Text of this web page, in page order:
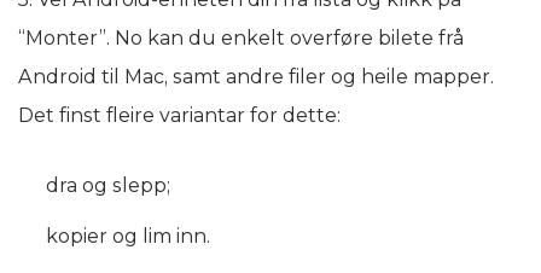
“Monter”. No kan du enkelt overføre bilete frå
Android til Mac, samt andre filer og heile mapper.
Det finst fleire variantar for dette:
dra og slepp;
kopier og lim inn.